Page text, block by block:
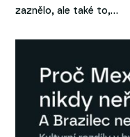
zaznělo, ale také to,…